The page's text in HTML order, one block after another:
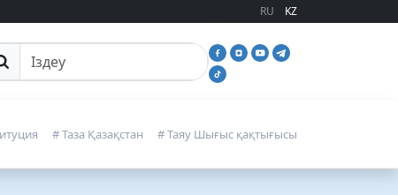
RU KZ
іздеу
# Таза Қазақстан # Таяу Шығыс қақтығысы